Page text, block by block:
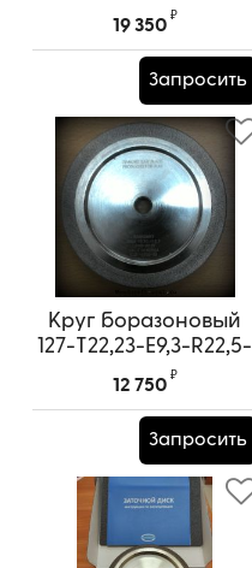
(Корея) (лето10/30)
19 350
₽
Запросить
Круг боразоновый
127-Т22,23-Е9,3-R22,5-
32,0 (Корея) (ЗИМА
9/29)
12 750
₽
Запросить